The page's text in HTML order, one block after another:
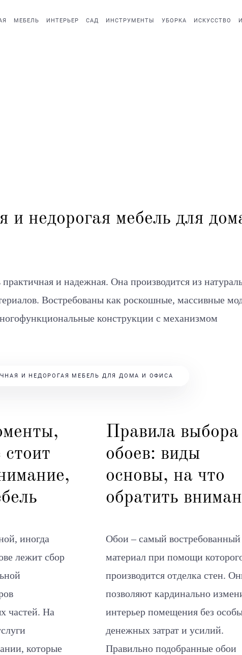
МЕБЕЛЬ ИНТЕРЬЕР САД ИНСТРУМЕНТЫ УБОРКА ИСКУССТВО
и недорогая мебель для
и надежная. Она производится из
Востребованы как роскошные, массивные
конструкции с механизмом
И НЕДОРОГАЯ МЕБЕЛЬ ДЛЯ ДОМА И ОФИСА
иногда
лежит сбор
частей. На
которые
Правила выбора
обоев: виды
основы, на что
обратить
Обои – самый востребованный
материал при помощи
производится отделка стен.
позволяют кардинально
интерьер помещения без
денежных затрат и усилий.
Правильно подобранные обои